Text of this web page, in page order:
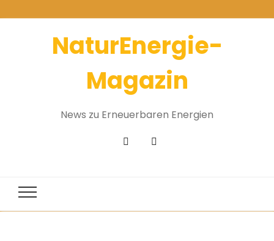
NaturEnergie-
Magazin
News zu Erneuerbaren Energien